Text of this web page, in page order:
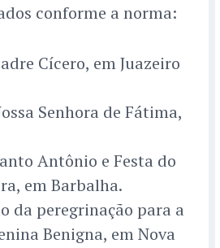
conforme a norma:
Cícero, em Juazeiro
Senhora de Fátima,
Antônio e Festa do
em Barbalha.
da peregrinação para a
Benigna, em Nova